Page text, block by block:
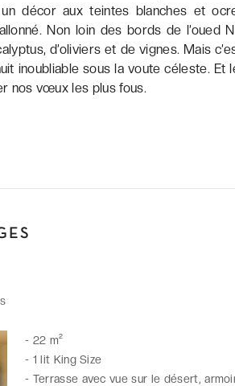
un décor aux teintes blanches et
Non loin des bords de l’oued
d’oliviers et de vignes. Mais
inoubliable sous la voute céleste. Et
nos vœux les plus fous.
- 22 m²
- 1 lit King Size
- Terrasse avec vue sur le désert,